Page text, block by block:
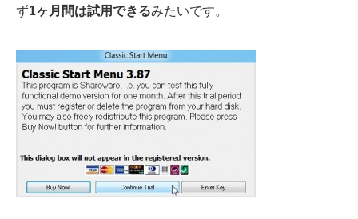
ず1ヶ月間は試用できるみたいです。